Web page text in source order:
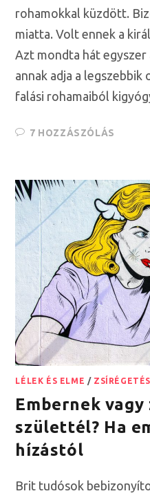
rohamokkal küzdött.
miatta. Volt ennek a
Azt mondta hát egyszer
annak adja a legszebbik
falási rohamaiból
7 HOZZÁSZÓLÁS
LÉLEK ÉS ELME / ZSÍRÉGETÉS
Embernek vagy
születtél? Ha
hízástól
Brit tudósok